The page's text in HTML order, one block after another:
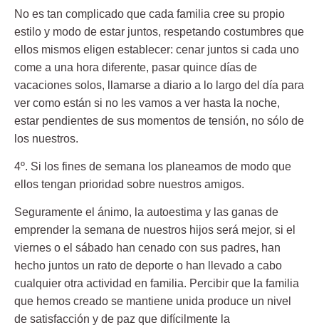
No es tan complicado que cada familia cree su propio
estilo y modo de estar juntos, respetando costumbres que
ellos mismos eligen establecer: cenar juntos si cada uno
come a una hora diferente, pasar quince días de
vacaciones solos, llamarse a diario a lo largo del día para
ver como están si no les vamos a ver hasta la noche,
estar pendientes de sus momentos de tensión, no sólo de
los nuestros.
4º. Si los fines de semana los planeamos de modo que
ellos tengan prioridad sobre nuestros amigos.
Seguramente el ánimo, la autoestima y las ganas de
emprender la semana de nuestros hijos será mejor, si el
viernes o el sábado han cenado con sus padres, han
hecho juntos un rato de deporte o han llevado a cabo
cualquier otra actividad en familia. Percibir que la familia
que hemos creado se mantiene unida produce un nivel
de satisfacción y de paz que difícilmente la